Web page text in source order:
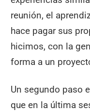
reunión, el
hace pagar sus
hicimos, con la
forma a un
Un segundo paso
que en la última